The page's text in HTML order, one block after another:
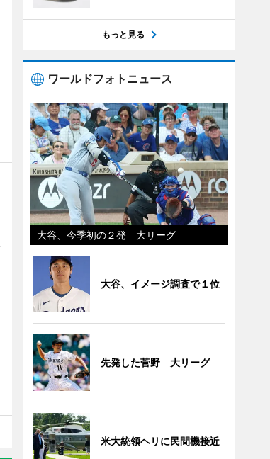
もっと見る
ワールドフォトニュース
大谷、今季初の２発 大リーグ
大谷、イメージ調査で１位
先発した菅野 大リーグ
米大統領ヘリに民間機接近